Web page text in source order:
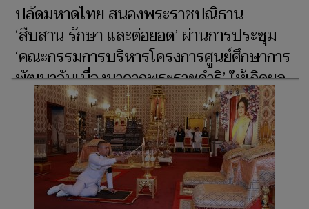
ปลัดมหาดไทย สนองพระราชปณิธาน
‘สืบสาน รักษา และต่อยอด’ ผ่านการประชุม
‘คณะกรรมการบริหารโครงการศูนย์ศึกษาการ
พัฒนาอันเนื่องมาจากพระราชดำริ’ ให้เกิดผล
สัมฤทธิ์อย่างเป็นรูปธรรม เพื่อประโยชน์สุข
ของประชาชน และความเจริญก้าวหน้าของ
ประเทศ